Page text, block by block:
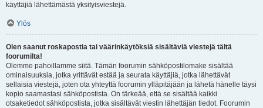
käyttäjiä lähettämästä yksityisviestejä.
Ylös
Olen saanut roskapostia tai väärinkäytöksiä sisältäviä viestejä tältä
foorumilta!
Olemme pahoillamme siitä. Tämän foorumin sähköpostilomake sisältää
ominaisuuksia, jotka yrittävät estää ja seurata käyttäjiä, jotka lähettävät
sellaisia viestejä, joten ota yhteyttä foorumin ylläpitäjään ja lähetä hänelle täysi
kopio saamastasi sähköpostista. On tärkeää, että se sisältää kaikki
otsaketiedot sähköpostista, jotka sisältävät viestin lähettäjän tiedot. Foorumin